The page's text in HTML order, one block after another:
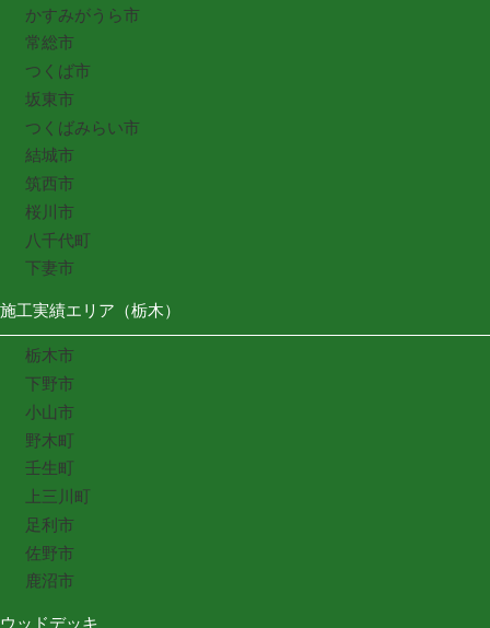
かすみがうら市
常総市
つくば市
坂東市
つくばみらい市
結城市
筑西市
桜川市
八千代町
下妻市
施工実績エリア（栃木）
栃木市
下野市
小山市
野木町
壬生町
上三川町
足利市
佐野市
鹿沼市
ウッドデッキ